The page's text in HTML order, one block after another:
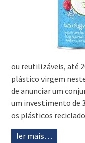
ou reutilizáveis, até
plástico virgem
de anunciar um
um investimento de
os plásticos
ler mais…